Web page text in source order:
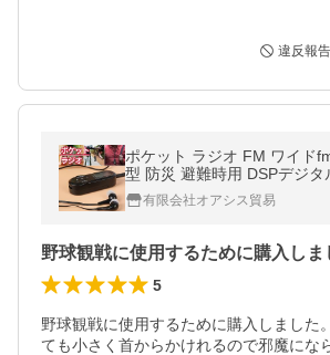
違反報告
ポケット ラジオ FM ワイド
型 防災 避難時用 DSPデジタ
信機 高音質 メモリ機能 ステ
き ポケットラジオ
有限会社オアシス貿易
5
野球観戦に使用するために購入しました
ても小さく首からかけれるので邪魔にな